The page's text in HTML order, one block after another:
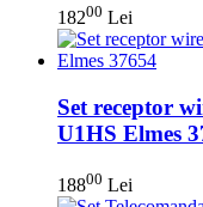
18200 Lei
Set receptor
U1HS Elmes
18800 Lei